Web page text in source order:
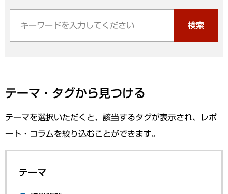
検索
テーマ・タグから見つける
テーマを選択いただくと、該当するタグが表示され、レポ
ート・コラムを絞り込むことができます。
テーマ